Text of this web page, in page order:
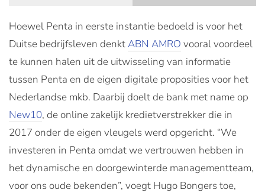
Hoewel Penta in eerste instantie bedoeld is voor het
Duitse bedrijfsleven denktABN AMRO vooral voordeel
te kunnen halen uit de uitwisseling van informatie
tussen Penta en de eigen digitale proposities voor het
Nederlandse mkb. Daarbij doelt de bank met name op
New10, de online zakelijk kredietverstrekker die in
2017 onder de eigen vleugels werd opgericht. “We
investeren in Penta omdat we vertrouwen hebben in
het dynamische en doorgewinterde managementteam,
voor ons oude bekenden”, voegt Hugo Bongers toe,